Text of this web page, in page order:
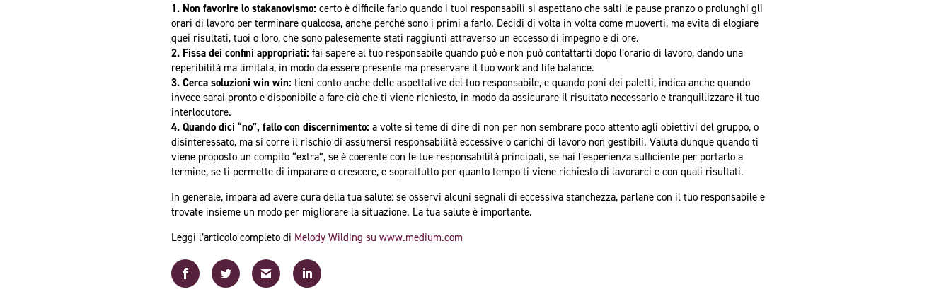
1. Non favorire lo stakanovismo: certo è difficile farlo quando i tuoi responsabili si aspettano che salti le pause pranzo o prolunghi gli
orari di lavoro per terminare qualcosa, anche perché sono i primi a farlo. Decidi di volta in volta come muoverti, ma evita di elogiare
quei risultati, tuoi o loro, che sono palesemente stati raggiunti attraverso un eccesso di impegno e di ore.
2. Fissa dei confini appropriati: fai sapere al tuo responsabile quando può e non può contattarti dopo l’orario di lavoro, dando una
reperibilità ma limitata, in modo da essere presente ma preservare il tuo work and life balance.
3. Cerca soluzioni win win: tieni conto anche delle aspettative del tuo responsabile, e quando poni dei paletti, indica anche quando
invece sarai pronto e disponibile a fare ciò che ti viene richiesto, in modo da assicurare il risultato necessario e tranquillizzare il tuo
interlocutore.
4. Quando dici “no”, fallo con discernimento: a volte si teme di dire di non per non sembrare poco attento agli obiettivi del gruppo, o
disinteressato, ma si corre il rischio di assumersi responsabilità eccessive o carichi di lavoro non gestibili. Valuta dunque quando ti
viene proposto un compito “extra”, se è coerente con le tue responsabilità principali, se hai l’esperienza sufficiente per portarlo a
termine, se ti permette di imparare o crescere, e soprattutto per quanto tempo ti viene richiesto di lavorarci e con quali risultati.
In generale, impara ad avere cura della tua salute: se osservi alcuni segnali di eccessiva stanchezza, parlane con il tuo responsabile e
trovate insieme un modo per migliorare la situazione. La tua salute è importante.
Leggi l’articolo completo di Melody Wilding su www.medium.com